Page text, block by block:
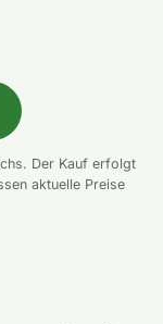
Der Kauf erfolgt
aktuelle Preise